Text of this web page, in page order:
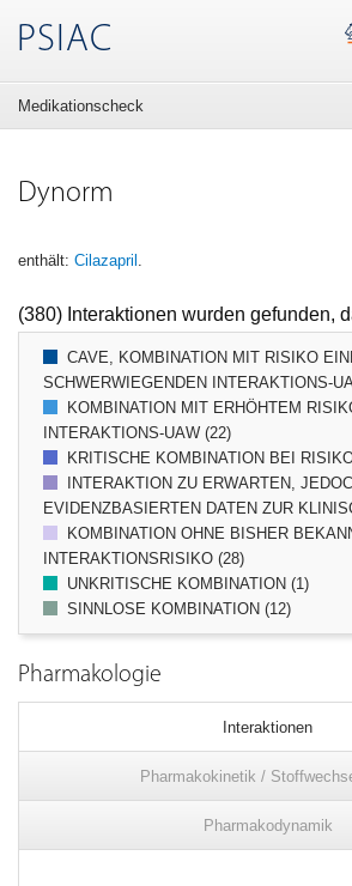
PSIAC
Medikationscheck
Dynorm
enthält: Cilazapril .
(380) Interaktionen wurden gefunden,
CAVE, KOMBINATION MIT RISIKO
SCHWERWIEGENDEN INTERAKTIONS-
KOMBINATION MIT ERHÖHTEM
INTERAKTIONS-UAW (22)
KRITISCHE KOMBINATION BEI
INTERAKTION ZU ERWARTEN,
EVIDENZBASIERTEN DATEN ZUR
KOMBINATION OHNE BISHER
INTERAKTIONSRISIKO (28)
UNKRITISCHE KOMBINATION (1)
SINNLOSE KOMBINATION (12)
Pharmakologie
Interaktionen
Pharmakokinetik /
Pharmakodynamik